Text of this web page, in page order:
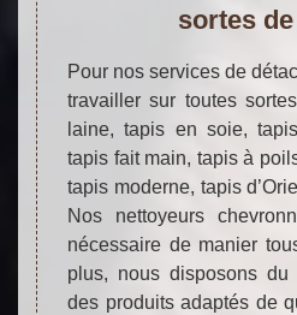
sortes
Pour nos services de
travailler sur toutes
laine, tapis en soie,
tapis fait main, tapis à
tapis moderne, tapis
Nos nettoyeurs
nécessaire de manier
plus, nous disposons du
des produits adaptés de